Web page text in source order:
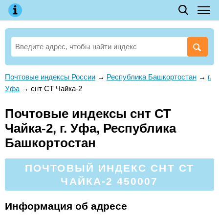
Почтовые индексы России → Республика Башкортостан → г.
Уфа → снт СТ Чайка-2
Почтовые индексы снт СТ
Чайка-2, г. Уфа, Республика
Башкортостан
ПОЧТОВЫЙ ИНДЕКС СНТ СТ
ЧАЙКА-2 450007
Информация об адресе